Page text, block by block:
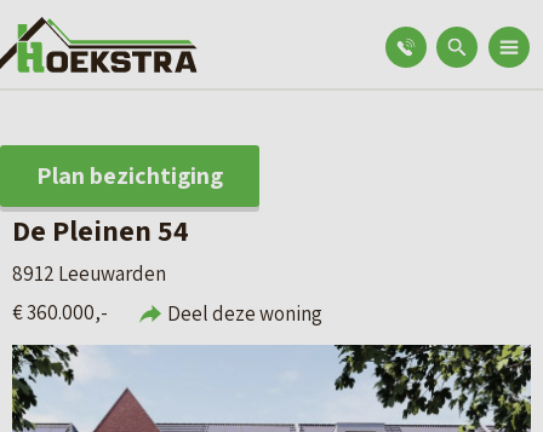
Plan bezichtiging
De Pleinen 54
8912 Leeuwarden
€ 360.000,-
Deel deze woning